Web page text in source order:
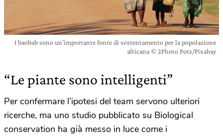
I baobab sono un’importante fonte di sostentamento per la popolazione
africana © 2Photo Pots/Pixabay
“Le piante sono intelligenti”
Per confermare l’ipotesi del team servono ulteriori
ricerche, ma uno studio pubblicato su Biological
conservation ha già messo in luce come i